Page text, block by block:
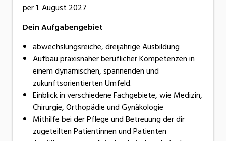
per 1. August 2027
Dein Aufgabengebiet
abwechslungsreiche, dreijährige Ausbildung
Aufbau praxisnaher beruflicher Kompetenzen in
einem dynamischen, spannenden und
zukunftsorientierten Umfeld.
Einblick in verschiedene Fachgebiete, wie Medizin,
Chirurgie, Orthopädie und Gynäkologie
Mithilfe bei der Pflege und Betreuung der dir
zugeteilten Patientinnen und Patienten